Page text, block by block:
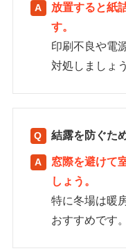
放置すると紙
す。
印刷不良や電
対処しましょう
結露を防ぐた
窓際を避けて
しょう。
特に冬場は暖
おすすめです。